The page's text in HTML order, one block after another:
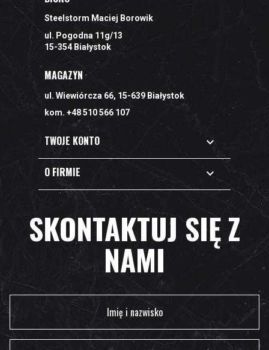
Steelstorm Maciej Borowik
ul. Pogodna 11g/13
15-354 Białystok
MAGAZYN
ul. Wiewiórcza 66, 15-639 Białystok
kom. +48 510 566 107
TWOJE KONTO 
O FIRMIE 
SKONTAKTUJ SIĘ Z
NAMI